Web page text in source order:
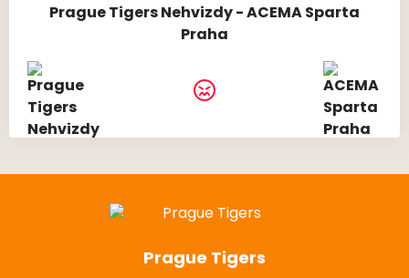
Prague Tigers Nehvizdy - ACEMA Sparta
Praha
Prague Tigers